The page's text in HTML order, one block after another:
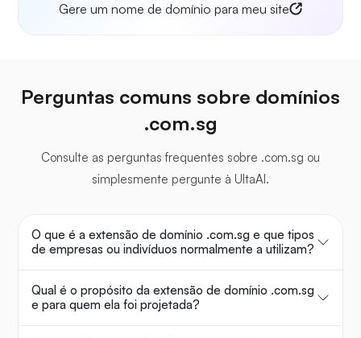
Gere um nome de domínio para meu site
Perguntas comuns sobre domínios
.com.sg
Consulte as perguntas frequentes sobre .com.sg ou
simplesmente pergunte à UltaAI.
O que é a extensão de domínio .com.sg e que tipos
de empresas ou indivíduos normalmente a utilizam?
Qual é o propósito da extensão de domínio .com.sg
e para quem ela foi projetada?